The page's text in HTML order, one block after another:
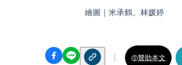
繪圖｜米承鶴、林媛婷
贊助本文